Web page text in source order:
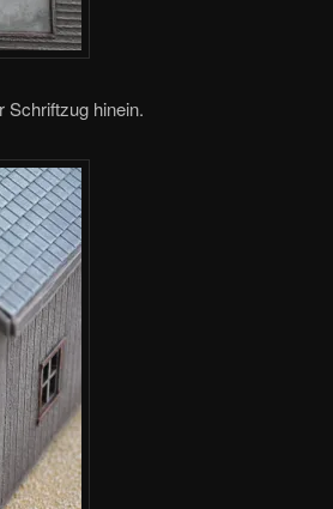
Schriftzug hinein.